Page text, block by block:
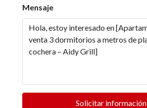
Mensaje
Solicitar información